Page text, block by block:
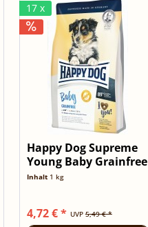
17 x
Happy Dog Supreme
Young Baby Grainfree
1kg
Inhalt 1 kg
UVP5,49 € *
4,72 € *